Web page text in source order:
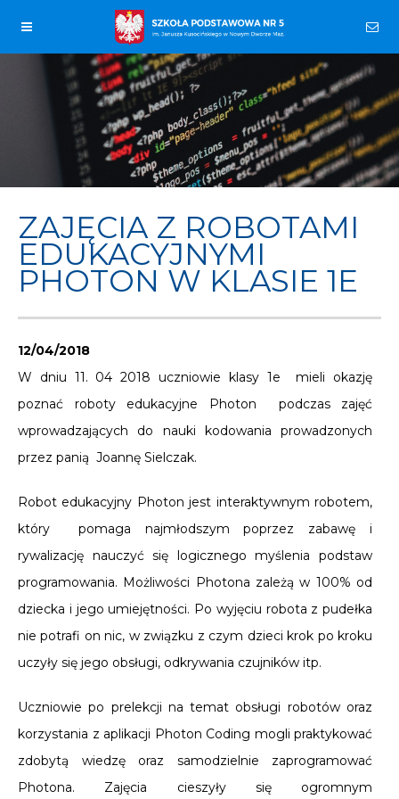
ZAJĘCIA Z ROBOTAMI
EDUKACYJNYMI
PHOTON W KLASIE 1E
12/04/2018
W dniu 11. 04 2018 uczniowie klasy 1e mieli okazję
poznać roboty edukacyjne Photon podczas zajęć
wprowadzających do nauki kodowania prowadzonych
przez panią Joannę Sielczak.
Robot edukacyjny Photon jest interaktywnym robotem,
który pomaga najmłodszym poprzez zabawę i
rywalizację nauczyć się logicznego myślenia podstaw
programowania. Możliwości Photona zależą w 100% od
dziecka i jego umiejętności. Po wyjęciu robota z pudełka
nie potrafi on nic, w związku z czym dzieci krok po kroku
uczyły się jego obsługi, odkrywania czujników itp.
Uczniowie po prelekcji na temat obsługi robotów oraz
korzystania z aplikacji Photon Coding mogli praktykować
zdobytą wiedzę oraz samodzielnie zaprogramować
Photona. Zajęcia cieszyły się ogromnym